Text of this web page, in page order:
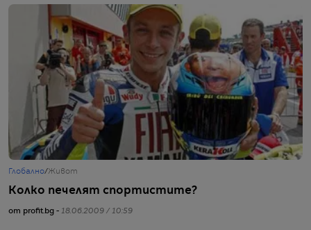
Глобално/Живот
Колко печелят спортистите?
от profit.bg - 18.06.2009 / 10:59